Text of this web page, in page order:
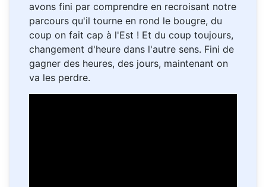
avons fini par comprendre en recroisant notre
parcours qu'il tourne en rond le bougre, du
coup on fait cap à l'Est ! Et du coup toujours,
changement d'heure dans l'autre sens. Fini de
gagner des heures, des jours, maintenant on
va les perdre.